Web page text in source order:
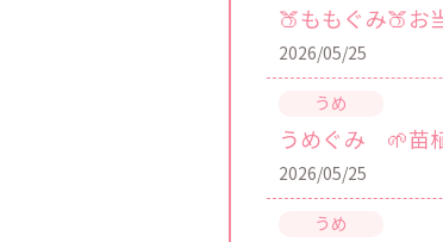
🍑ももぐみ🍑お
2026/05/25
うめぐみ 🌱苗
2026/05/25